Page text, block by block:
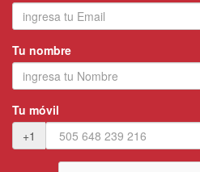
Tu nombre
Tu móvil
+1